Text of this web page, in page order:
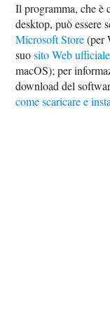
Il programma, che è
desktop, può essere
Microsoft Store(per
suosito Web ufficiale
macOS); per
download del
come scaricare e